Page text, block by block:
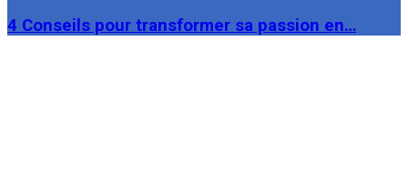
4 Conseils pour transformer sa passion en…